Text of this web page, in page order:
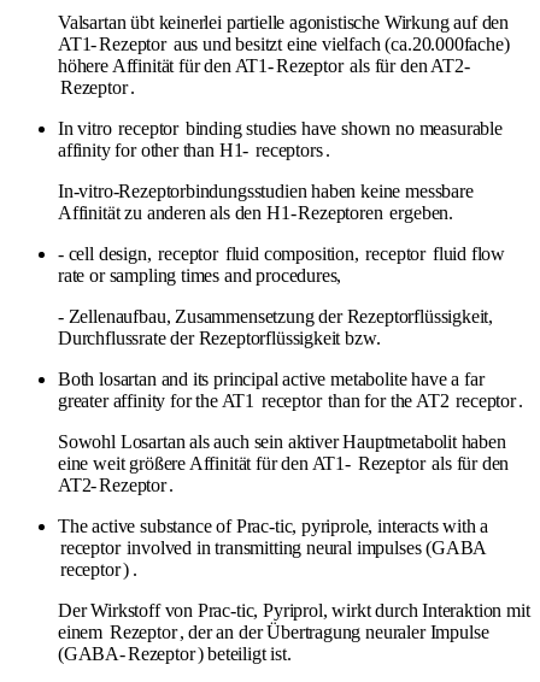
Valsartan übt keinerlei partielle agonistische Wirkung auf den
AT1-Rezeptor aus und besitzt eine vielfach (ca.20.000fache)
höhere Affinität für den AT1-Rezeptor als für den AT2-
Rezeptor .
In vitro receptor binding studies have shown no measurable
affinity for other than H1- receptors .
In-vitro-Rezeptorbindungsstudien haben keine messbare
Affinität zu anderen als den H1-Rezeptoren ergeben.
- cell design, receptor fluid composition, receptor fluid flow
rate or sampling times and procedures,
- Zellenaufbau, Zusammensetzung der Rezeptorflüssigkeit,
Durchflussrate der Rezeptorflüssigkeit bzw.
Both losartan and its principal active metabolite have a far
greater affinity for the AT1 receptor than for the AT2 receptor.
Sowohl Losartan als auch sein aktiver Hauptmetabolit haben
eine weit größere Affinität für den AT1- Rezeptor als für den
AT2-Rezeptor.
The active substance of Prac-tic, pyriprole, interacts with a
receptor involved in transmitting neural impulses (GABA
receptor) .
Der Wirkstoff von Prac-tic, Pyriprol, wirkt durch Interaktion mit
einem Rezeptor , der an der Übertragung neuraler Impulse
(GABA-Rezeptor) beteiligt ist.